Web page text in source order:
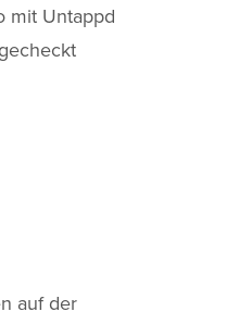
mit Untappd
auf der